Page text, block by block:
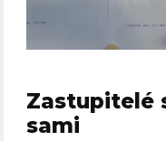
Zastupitelé
sami